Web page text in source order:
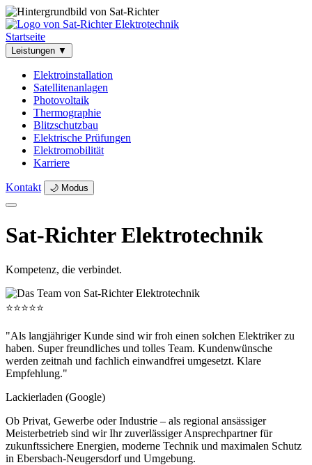
Startseite
Leistungen ▼
Elektroinstallation
Satellitenanlagen
Photovoltaik
Thermographie
Blitzschutzbau
Elektrische Prüfungen
Elektromobilität
Karriere
Kontakt 🌙 Modus
Sat-Richter Elektrotechnik
Kompetenz, die verbindet.
⭐⭐⭐⭐⭐
"Als langjähriger Kunde sind wir froh einen solchen Elektriker zu
haben. Super freundliches und tolles Team. Kundenwünsche
werden zeitnah und fachlich einwandfrei umgesetzt. Klare
Empfehlung."
Lackierladen (Google)
Ob Privat, Gewerbe oder Industrie – als regional ansässiger
Meisterbetrieb sind wir Ihr zuverlässiger Ansprechpartner für
zukunftssichere Energien, moderne Technik und maximalen Schutz
in Ebersbach-Neugersdorf und Umgebung.